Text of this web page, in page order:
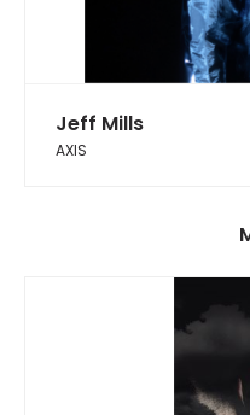
Jeff Mills
AXIS